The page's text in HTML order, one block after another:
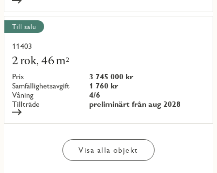
Till salu
11403
2 rok, 46 m²
Pris
3 745 000 kr
Samfällighetsavgift
1 760 kr
Våning
4/6
Tillträde
preliminärt från aug 2028
Läs
mer
om
objekt
{objectNumber}
Visa alla objekt